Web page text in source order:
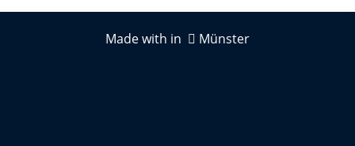
Made with in Münster